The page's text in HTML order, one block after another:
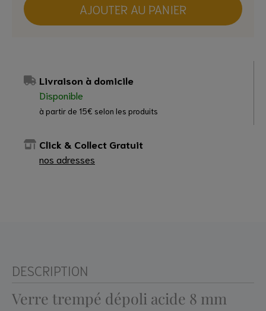
AJOUTER AU PANIER
Livraison à domicile
Disponible
à partir de 15€ selon les produits
Click & Collect Gratuit
nos adresses
DESCRIPTION
Verre trempé dépoli acide 8 mm